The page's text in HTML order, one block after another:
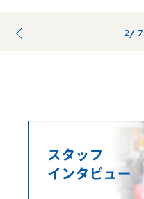
前のページ
2/ 7